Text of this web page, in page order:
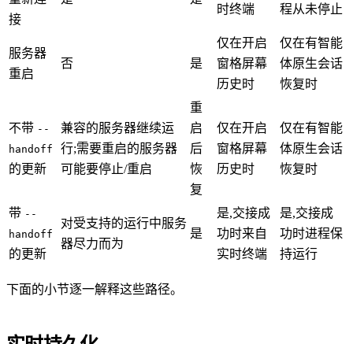
接
时终端
程从未停止
服务器
重启
否 是
仅在开启
窗格屏幕
历史时
仅在有智能
体原生会话
恢复时
不带 --
handoff
的更新
兼容的服务器继续运
行;需要重启的服务器
可能要停止/重启
重
启
后
恢
复
仅在开启
窗格屏幕
历史时
仅在有智能
体原生会话
恢复时
带 --
handoff
的更新
对受支持的运行中服务
器尽力而为
是
是,交接成
功时来自
实时终端
是,交接成
功时进程保
持运行
下面的小节逐一解释这些路径。